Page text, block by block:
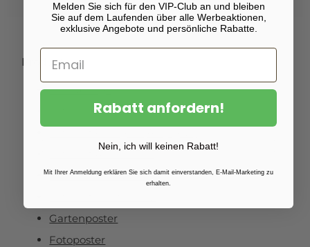
Produkte
Fotoabzüge
Fotovergrößerungen
Foto auf Aluminium
Foto auf Leinwand
Gartenposter
Fotoposter
Melden Sie sich für den VIP-Club an und bleiben
Sie auf dem Laufenden über alle Werbeaktionen,
exklusive Angebote und persönliche Rabatte.
Rabatt anfordern!
Nein, ich will keinen Rabatt!
Mit Ihrer Anmeldung erklären Sie sich damit einverstanden, E-Mail-Marketing zu
erhalten.